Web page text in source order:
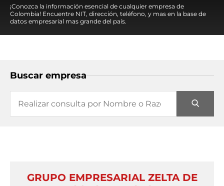
¡Conozca la información esencial de cualquier empresa de
Colombia! Encuentre NIT, dirección, teléfono, y mas en la base de
datos empresarial mas grande del país.
Buscar empresa
GRUPO EMPRESARIAL ZELTA DE